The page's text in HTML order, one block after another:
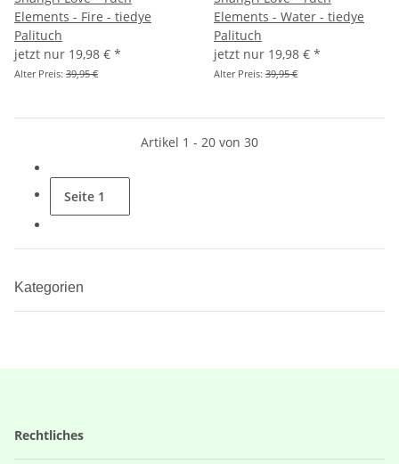
Elements - Fire - tiedye
Palituch
jetzt nur 19,98 € *
Alter Preis: 39,95 €
Elements - Water - tiedye
Palituch
jetzt nur 19,98 € *
Alter Preis: 39,95 €
Artikel 1 - 20 von 30
Seite 1
Kategorien
Rechtliches